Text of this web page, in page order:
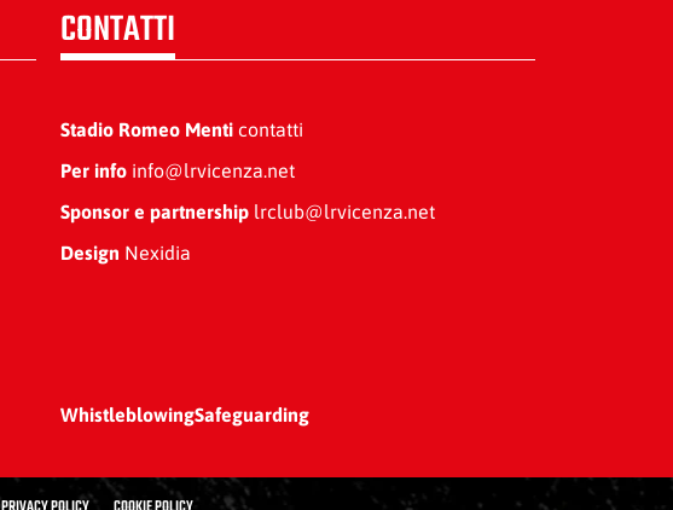
CONTATTI
Stadio Romeo Menticontatti
Per infoinfo@lrvicenza.net
Sponsor e partnershiplrclub@lrvicenza.net
Design Nexidia
WhistleblowingSafeguarding